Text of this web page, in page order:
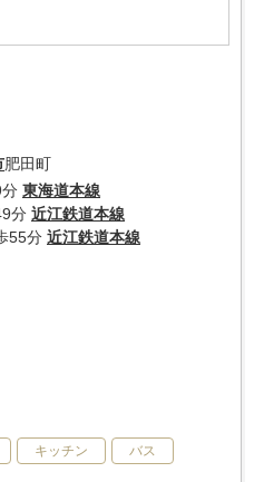
肥田町
東海道本線
分 近江鉄道本線
55分 近江鉄道本線
キッチン バス